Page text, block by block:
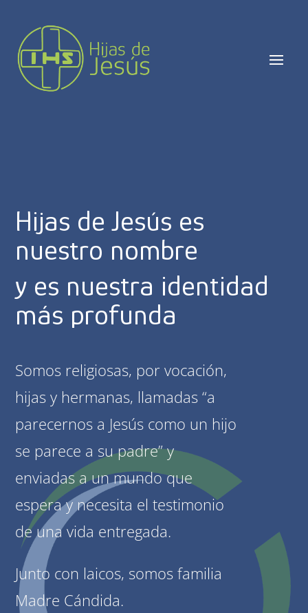
Hijas de Jesús es
nuestro nombre
y es nuestra identidad
más profunda
Somos religiosas, por vocación,
hijas y hermanas, llamadas “a
parecernos a Jesús como un hijo
se parece a su padre” y
enviadas a un mundo que
espera y necesita el testimonio
de una vida entregada.
Junto con laicos, somos familia
Madre Cándida.